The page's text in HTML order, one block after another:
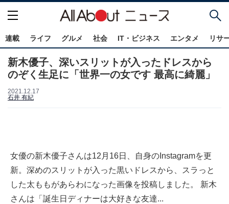
連載 ライフ グルメ 社会 IT・ビジネス エンタメ リサ
新木優子、深いスリットが入ったドレスから
のぞく生足に「世界一の女です 最高に綺麗」
2021.12.17
石井 有紀
女優の新木優子さんは12月16日、自身のInstagramを更
新。深めのスリットが入った黒いドレスから、スラっと
した太ももがあらわになった画像を投稿しました。 新木
さんは「誕生日ディナーは大好きな友達...